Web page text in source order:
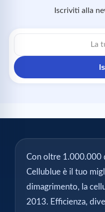
Iscriviti alla
Con oltre 1.000.000
Cellublue è il tuo
dimagrimento, la
2013. Efficienza,